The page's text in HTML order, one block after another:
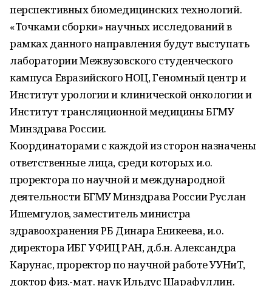
перспективных биомедицинских технологий.
«Точками сборки» научных исследований в
рамках данного направления будут выступать
лаборатории Межвузовского студенческого
кампуса Евразийского НОЦ, Геномный центр и
Институт урологии и клинической онкологии и
Институт трансляционной медицины БГМУ
Минздрава России.
Координаторами с каждой из сторон назначены
ответственные лица, среди которых и.о.
проректора по научной и международной
деятельности БГМУ Минздрава России Руслан
Ишемгулов, заместитель министра
здравоохранения РБ Динара Еникеева, и.о.
директора ИБГ УФИЦ РАН, д.б.н. Александра
Карунас, проректор по научной работе УУНиТ,
доктор физ.-мат. наук Ильдус Шарафуллин.